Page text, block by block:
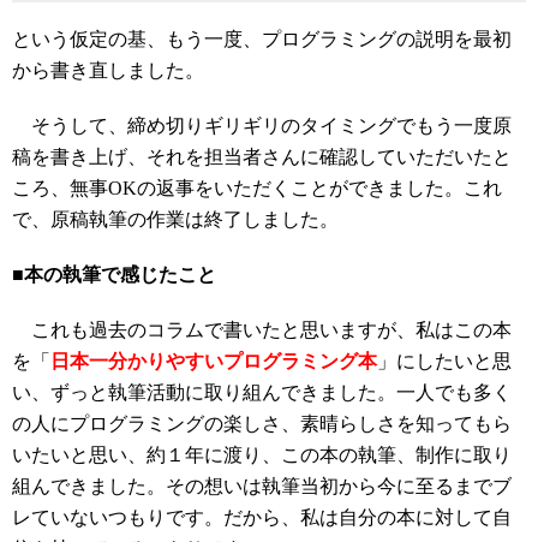
という仮定の基、もう一度、プログラミングの説明を最初
から書き直しました。
そうして、締め切りギリギリのタイミングでもう一度原
稿を書き上げ、それを担当者さんに確認していただいたと
ころ、無事OKの返事をいただくことができました。これ
で、原稿執筆の作業は終了しました。
■本の執筆で感じたこと
これも過去のコラムで書いたと思いますが、私はこの本
を「 日本一分かりやすいプログラミング本」にしたいと思
い、ずっと執筆活動に取り組んできました。一人でも多く
の人にプログラミングの楽しさ、素晴らしさを知ってもら
いたいと思い、約１年に渡り、この本の執筆、制作に取り
組んできました。その想いは執筆当初から今に至るまでブ
レていないつもりです。だから、私は自分の本に対して自